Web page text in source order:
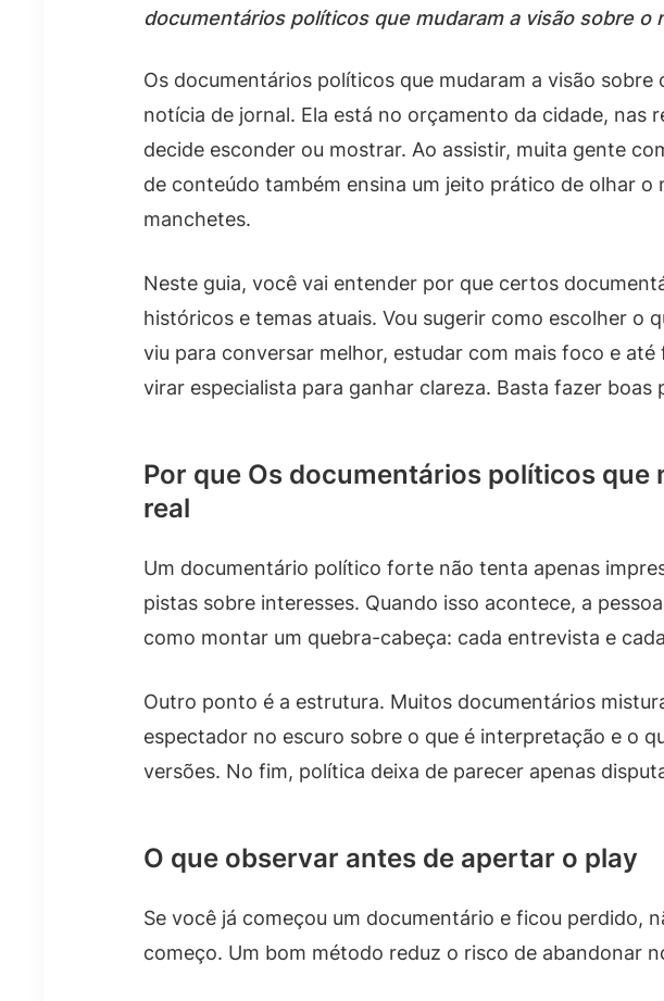
documentários políticos que mudaram a visão sobre o
Os documentários políticos que mudaram a visão
notícia de jornal. Ela está no orçamento da cidade, nas
decide esconder ou mostrar. Ao assistir, muita gente
de conteúdo também ensina um jeito prático de olhar
manchetes.
Neste guia, você vai entender por que certos
históricos e temas atuais. Vou sugerir como escolher o
viu para conversar melhor, estudar com mais foco e
virar especialista para ganhar clareza. Basta fazer
Por que Os documentários políticos
real
Um documentário político forte não tenta apenas
pistas sobre interesses. Quando isso acontece, a
como montar um quebra-cabeça: cada entrevista e
Outro ponto é a estrutura. Muitos documentários
espectador no escuro sobre o que é interpretação e o
versões. No fim, política deixa de parecer apenas
O que observar antes de apertar o play
Se você já começou um documentário e ficou perdido,
começo. Um bom método reduz o risco de abandonar